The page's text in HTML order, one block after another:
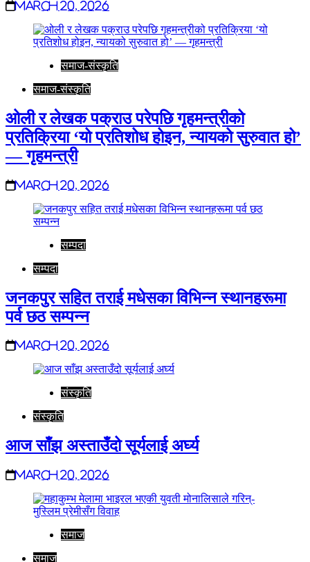
March 20, 2026
समाज-संस्कृति
समाज-संस्कृति
ओली र लेखक पक्राउ परेपछि गृहमन्त्रीको
प्रतिक्रिया ‘यो प्रतिशोध होइन, न्यायको सुरुवात हो’
— गृहमन्त्री
March 20, 2026
सम्पदा
सम्पदा
जनकपुर सहित तराई मधेसका विभिन्न स्थानहरूमा
पर्व छठ सम्पन्न
March 20, 2026
संस्कृति
संस्कृति
आज साँझ अस्ताउँदो सूर्यलाई अर्घ्य
March 20, 2026
समाज
समाज